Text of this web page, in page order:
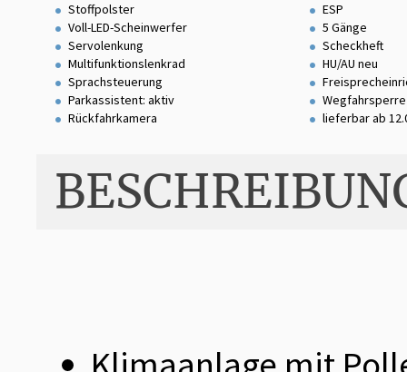
Stoffpolster
ESP
Voll-LED-Scheinwerfer
5 Gänge
Servolenkung
Scheckheft
Multifunktionslenkrad
HU/AU neu
Sprachsteuerung
Parkassistent: aktiv
Wegfahrsperre
Rückfahrkamera
lieferbar ab